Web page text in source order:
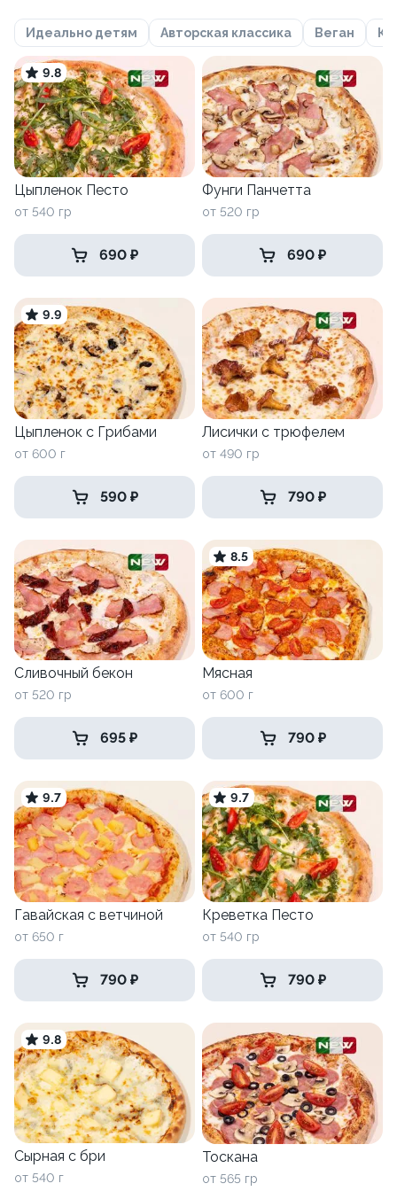
Идеально детям Авторская классика Веган
9.8
Цыпленок Песто
от 540 гр
690 ₽
Фунги Панчетта
от 520 гр
690 ₽
9.9
Цыпленок с Грибами
от 600 г
590 ₽
Лисички с трюфелем
от 490 гр
790 ₽
Сливочный бекон
от 520 гр
695 ₽
8.5
Мясная
от 600 г
790 ₽
9.7
Гавайская c ветчиной
от 650 г
790 ₽
9.7
Креветка Песто
от 540 гр
790 ₽
9.8
Сырная с бри
от 540 г
Тоскана
от 565 гр